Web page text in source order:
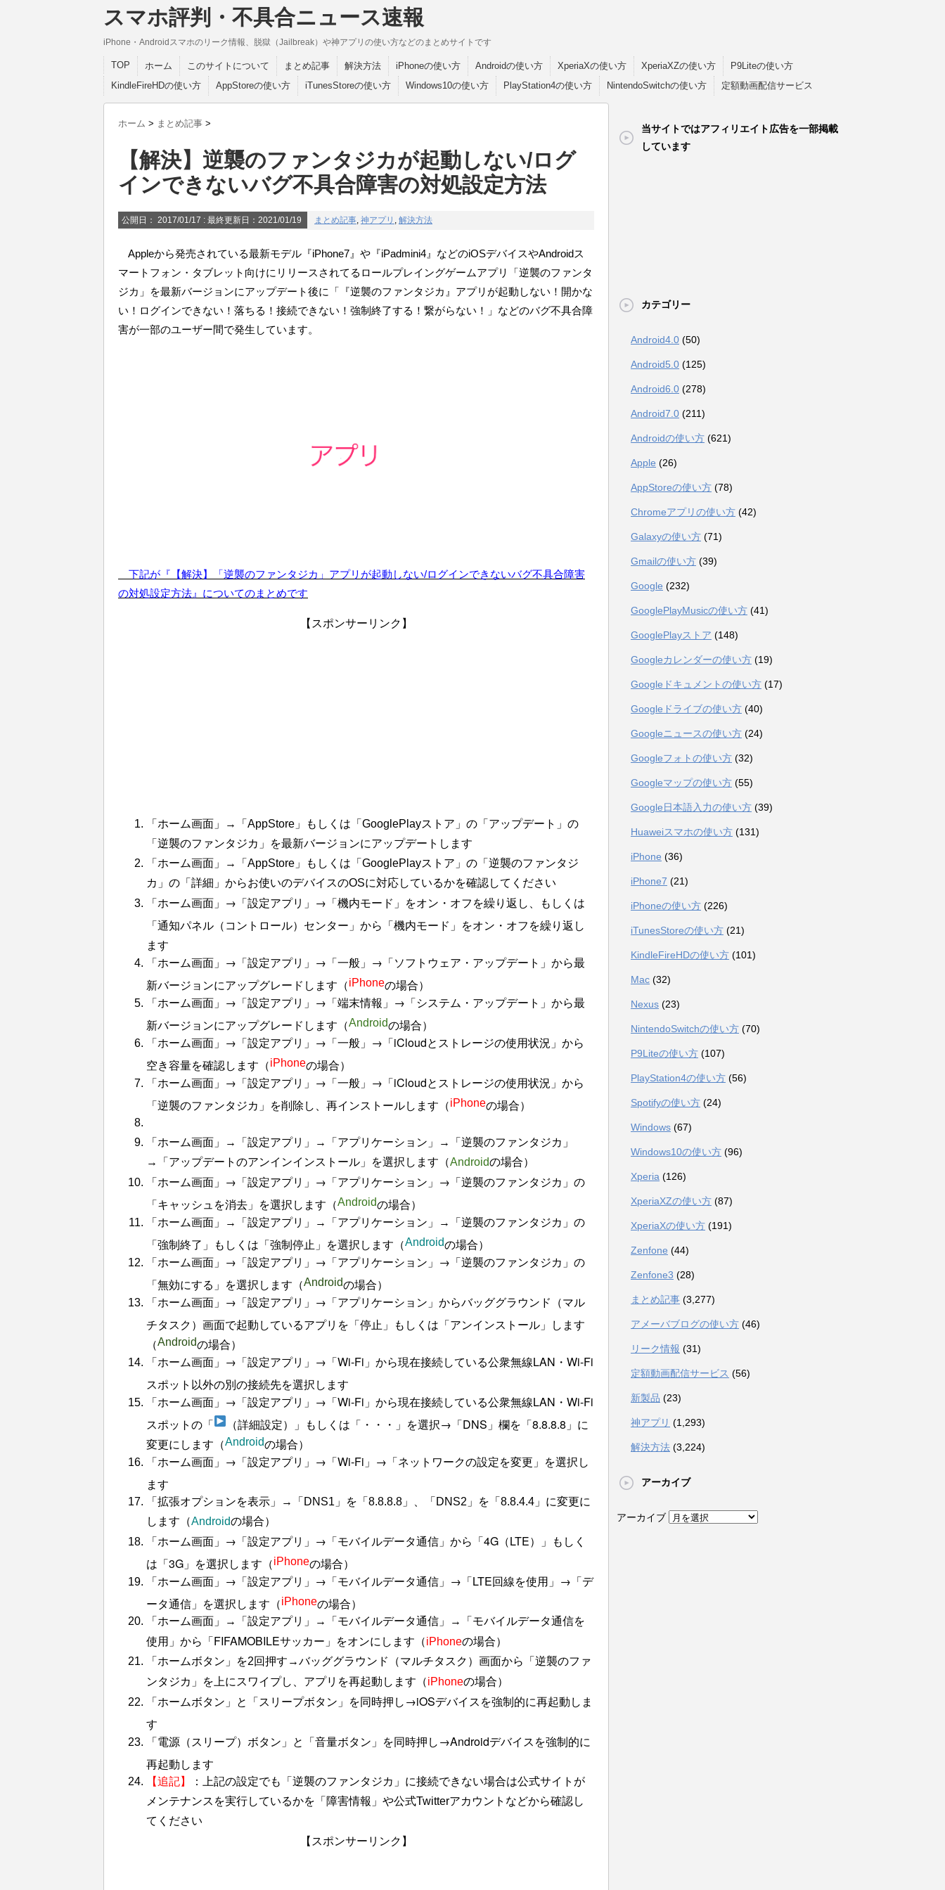
スマホ評判・不具合ニュース速報
iPhone・Androidスマホのリーク情報、脱獄（Jailbreak）や神アプリの使い方などのまとめサイトです
TOP ホーム このサイトについて まとめ記事 解決方法 iPhoneの使い方 Androidの使い方 XperiaXの使い方 XperiaXZの使い方
P9Liteの使い方
KindleFireHDの使い方
AppStoreの使い方 iTunesStoreの使い方 Windows10の使い方 PlayStation4の使い方 NintendoSwitchの使い方 定額動画配信サービス
ホーム > まとめ記事 >
【解決】逆襲のファンタジカが起動しない/ログ
インできないバグ不具合障害の対処設定方法
公開日： 2017/01/17 : 最終更新日：2021/01/19 まとめ記事, 神アプリ , 解決方法
Appleから発売されている最新モデル『iPhone7』や『iPadmini4』などのiOSデバイスやAndroidス
マートフォン・タブレット向けにリリースされてるロールプレイングゲームアプリ「逆襲のファンタ
ジカ 」 を最新バージョンにアップデート後に「『逆襲のファンタジカ 』 アプリが起動しない！開かな
い！ログインできない！落ちる！接続できない！強制終了する！繋がらない！」などのバグ不具合障
害が一部のユーザー間で発生しています。
下記が『【解決】「逆襲のファンタジカ 」 アプリ が起動しない/ログインできないバグ不具合障害
の対処設定方法』についてのまとめです
【スポンサーリンク】
「ホーム画面」→「AppStore」もしくは「GooglePlayストア」の「アップデート」の
「逆襲のファンタジカ 」を最新バージョンにアップデートします
「ホーム画面」→「AppStore」もしくは「GooglePlayストア」の「逆襲のファンタジ
カ」 の 「詳細」からお使いのデバイスのOSに対応しているかを確認してください
「ホーム画面」→「設定アプリ」→「機内モード」をオン・オフを繰り返し、もしくは
「通知パネル（コントロール）センター」から「機内モード」をオン・オフを繰り返し
ます
「ホーム画面」→「設定アプリ」→「一般」→「ソフトウェア・アップデート」から最
新バージョンにアップグレードします（iPhoneの場合）
「ホーム画面」→「設定アプリ」→「端末情報」→「システム・アップデート」から最
新バージョンにアップグレードします（Androidの場合）
「ホーム画面」→「設定アプリ」→「一般」→「iCloudとストレージの使用状況」から
空き容量を確認します（iPhoneの場合）
「ホーム画面」→「設定アプリ」→「一般」→「iCloudとストレージの使用状況」から
「逆襲のファンタジカ」を削除し、再インストールします（iPhoneの場合）
「ホーム画面」→「設定アプリ」→「アプリケーション」→「逆襲のファンタジカ」
→「アップデートのアンインインストール」を選択します（Androidの場合）
「ホーム画面」→「設定アプリ」→「アプリケーション」→「逆襲のファンタジカ」の
「キャッシュを消去」を選択します（Androidの場合）
「ホーム画面」→「設定アプリ」→「アプリケーション」→「逆襲のファンタジカ」 の
「強制終了」もしくは「強制停止」を選択します（Androidの場合）
「ホーム画面」→「設定アプリ」→「アプリケーション」→「逆襲のファンタジカ」の
「無効にする」を選択します（Androidの場合）
「ホーム画面」→「設定アプリ」→「アプリケーション」からバッググラウンド（マル
チタスク）画面で起動しているアプリを「停止」もしくは「アンインストール」します
（Androidの場合）
「ホーム画面」→「設定アプリ」→「Wi-Fi」から現在接続している公衆無線LAN・Wi-Fi
スポット以外の別の接続先を選択します
「ホーム画面」→「設定アプリ」→「Wi-Fi」から現在接続している公衆無線LAN・Wi-Fi
スポットの「
（詳細設定）」もしくは「・・・」を選択→「DNS」欄を「8.8.8.8」に
変更にします（Androidの場合）
「ホーム画面」→「設定アプリ」→「Wi-Fi」→「ネットワークの設定を変更」を選択し
ます
「拡張オプションを表示」→「DNS1」を「8.8.8.8」、「DNS2」を 「8.8.4.4 」に変更に
します（Androidの場合）
「ホーム画面」→「設定アプリ」→「モバイルデータ通信」から「4G（LTE）」もしく
は「3G」を選択します（iPhoneの場合）
「ホーム画面」→「設定アプリ」→「モバイルデータ通信」→「LTE回線を使用」→「デ
ータ通信」を選択します（iPhoneの場合）
「ホーム画面」→「設定アプリ」→「モバイルデータ通信」→「モバイルデータ通信を
使用」から「 FIFAMOBILEサッカー」をオンにします（iPhoneの場合）
「ホームボタン」を2回押す→バッググラウンド（マルチタスク）画面から「逆襲のファ
ンタジカ」
を上にスワイプし、アプリを再起動します（iPhoneの場合）
「ホームボタン」と「スリープボタン」を同時押し→iOSデバイスを強制的に再起動しま
す
「電源（スリープ）ボタン」と「音量ボタン」を同時押し→Androidデバイスを強制的に
再起動します
【追記】
：上記の設定でも「逆襲のファンタジカ」に接続できない場合は公式サイトが
メンテナンスを実行しているかを「障害情報」や公式Twitterアカウントなどから確認し
てください
【スポンサーリンク】
当サイトではアフィリエイト広告を一部掲載
しています
カテゴリー
Android4.0 (50)
Android5.0 (125)
Android6.0 (278)
Android7.0 (211)
Androidの使い方 (621)
Apple (26)
AppStoreの使い方 (78)
Chromeアプリの使い方 (42)
Galaxyの使い方 (71)
Gmailの使い方 (39)
Google (232)
GooglePlayMusicの使い方 (41)
GooglePlayストア (148)
Googleカレンダーの使い方 (19)
Googleドキュメントの使い方 (17)
Googleドライブの使い方 (40)
Googleニュースの使い方 (24)
Googleフォトの使い方 (32)
Googleマップの使い方 (55)
Google日本語入力の使い方 (39)
Huaweiスマホの使い方 (131)
iPhone (36)
iPhone7 (21)
iPhoneの使い方 (226)
iTunesStoreの使い方 (21)
KindleFireHDの使い方 (101)
Mac (32)
Nexus (23)
NintendoSwitchの使い方 (70)
P9Liteの使い方 (107)
PlayStation4の使い方 (56)
Spotifyの使い方 (24)
Windows (67)
Windows10の使い方 (96)
Xperia (126)
XperiaXZの使い方 (87)
XperiaXの使い方 (191)
Zenfone (44)
Zenfone3 (28)
まとめ記事 (3,277)
アメーバブログの使い方 (46)
リーク情報 (31)
定額動画配信サービス (56)
新製品 (23)
神アプリ (1,293)
解決方法 (3,224)
アーカイブ
アーカイブ